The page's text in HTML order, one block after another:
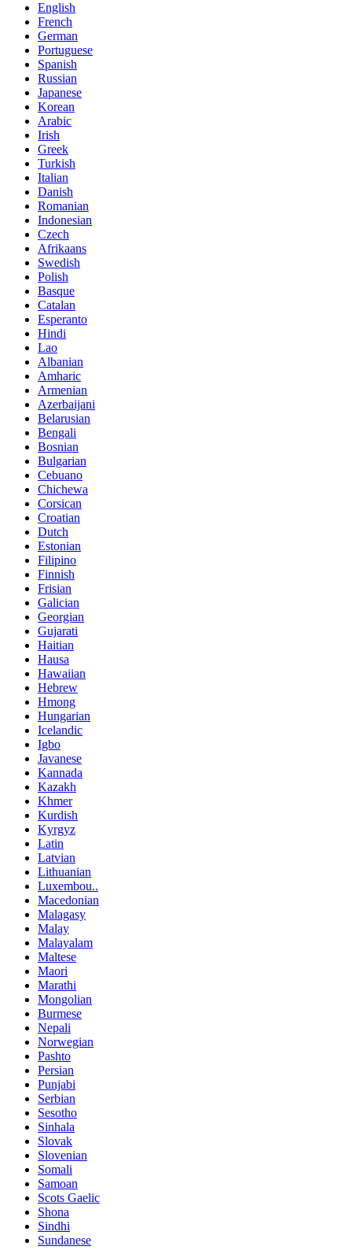
English
French
German
Portuguese
Spanish
Russian
Japanese
Korean
Arabic
Irish
Greek
Turkish
Italian
Danish
Romanian
Indonesian
Czech
Afrikaans
Swedish
Polish
Basque
Catalan
Esperanto
Hindi
Lao
Albanian
Amharic
Armenian
Azerbaijani
Belarusian
Bengali
Bosnian
Bulgarian
Cebuano
Chichewa
Corsican
Croatian
Dutch
Estonian
Filipino
Finnish
Frisian
Galician
Georgian
Gujarati
Haitian
Hausa
Hawaiian
Hebrew
Hmong
Hungarian
Icelandic
Igbo
Javanese
Kannada
Kazakh
Khmer
Kurdish
Kyrgyz
Latin
Latvian
Lithuanian
Luxembou..
Macedonian
Malagasy
Malay
Malayalam
Maltese
Maori
Marathi
Mongolian
Burmese
Nepali
Norwegian
Pashto
Persian
Punjabi
Serbian
Sesotho
Sinhala
Slovak
Slovenian
Somali
Samoan
Scots Gaelic
Shona
Sindhi
Sundanese